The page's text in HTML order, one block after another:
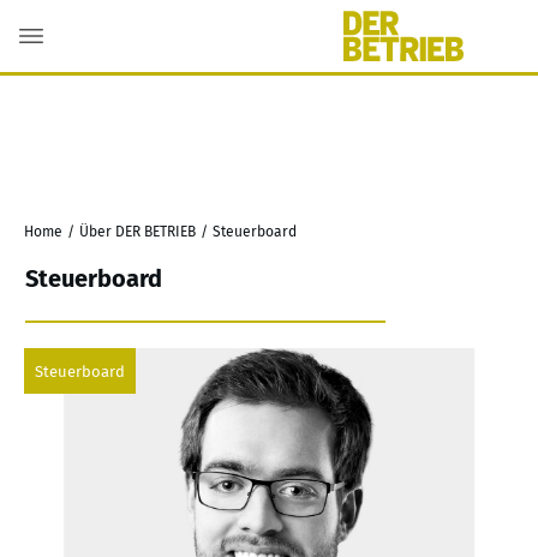
Home / Über DER BETRIEB / Steuerboard
Steuerboard
Steuerboard